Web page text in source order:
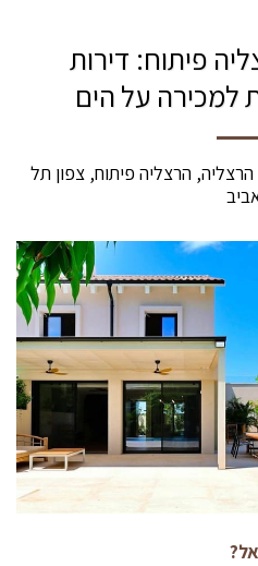
פיתוח: דירות
על הים
חדשות נדל''ן בקו החוף מרינה הרצליה, הרצליה פיתוח, צפון תל